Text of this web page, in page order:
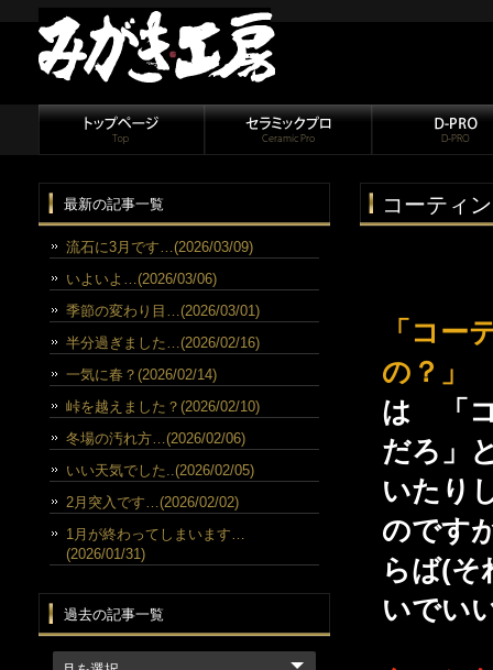
コーティ
「コー
の？」
は 「コ
だろ」
いたり
のです
らば(そ
いでい
最新の記事一覧
流石に3月です…(2026/03/09)
いよいよ…(2026/03/06)
季節の変わり目…(2026/03/01)
半分過ぎました…(2026/02/16)
一気に春？(2026/02/14)
峠を越えました？(2026/02/10)
冬場の汚れ方…(2026/02/06)
いい天気でした..(2026/02/05)
2月突入です…(2026/02/02)
1月が終わってしまいます…
(2026/01/31)
過去の記事一覧